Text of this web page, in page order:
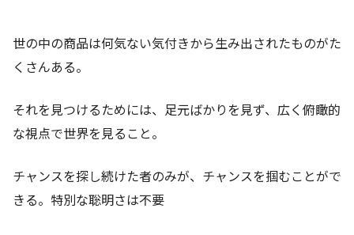
世の中の商品は何気ない気付きから生み出されたものがた
くさんある。
それを見つけるためには、足元ばかりを見ず、広く俯瞰的
な視点で世界を見ること。
チャンスを探し続けた者のみが、チャンスを掴むことがで
きる。特別な聡明さは不要